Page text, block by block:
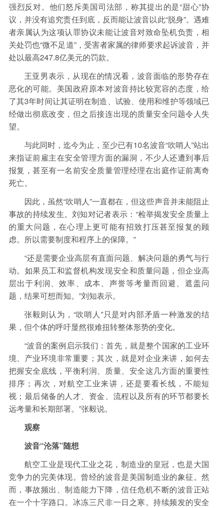
强烈反对。他们怒斥美国司法部，称其提出的是“甜心”协
议，并没有追究责任到底，反而能让波音以此“脱身”。遇难
者亲属认为这项认罪协议未能让波音对致命坠机负责，相
关处罚也“微不足道”，受害者家属的律师要求起诉波音，并
处以最高247.8亿美元的罚款。
王亚男表示，从现在的情况看，波音面临的形势存在
恶化的可能。美国政府原本对波音持比较宽容的态度，给
了其3年时间让其证明在制造、试验、使用和维护等领域已
经做出彻底改变，但之后接连出现的质量安全问题令人失
望。
与此同时，迄今为止，至少已有10名波音“吹哨人”站出
来指证前雇主在安全管理方面的漏洞，不少人还遭到事后
报复，甚至有一名前安全质量管理经理在出庭作证前离奇
死亡。
因此，虽然“吹哨人”一直都在，但这些声音并未能阻止
事故的持续发生。刘知对记者表示：“检举揭发安全质量上
的重大问题，在心理上更可能有招致打压甚至报复的顾
虑。所以需要制度和程序上的保障。”
“还是需要企业高层有直面问题、解决问题的勇气与行
动。如果员工和监督机构发现安全和质量问题，但企业高
层出于利润、效率、成本、声誉等考量而回避、遮盖问
题，结果可想而知。”刘知表示。
张毅则认为，“吹哨人”只是对内部矛盾一种激发的结
果，但个体的呼吁显然很难扭转整体形势的变化。
“波音的案例启示我们：首先，就是整个国家的工业环
境、产业环境非常重要；其次，就是对企业来讲，如何去
把握安全底线，平衡利润、质量、安全这几方面的重要性
排序；再次，对航空工业来讲，还是要看长线，不能短
视；最后储备的人才、资金、流程以及所有的环节都要长
远考量和长期部署。”张毅说。
观察
波音“沦落”随想
航空工业是现代工业之花，制造业的皇冠，也是大国
竞争力的完美体现。曾经的波音是美国制造业的象征。然
而，事故频出、制造能力下降，信任危机不断的波音正站
在一个十字路口。冰冻三尺非一日之寒。持续频发的安全